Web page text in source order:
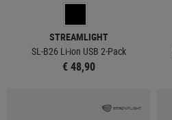
STREAMLIGHT
SL-B26 Li-ion USB 2-Pack
€ 48,90